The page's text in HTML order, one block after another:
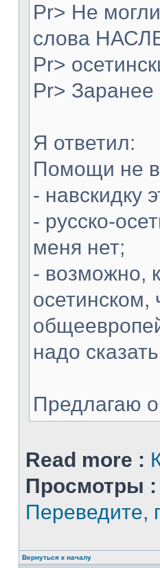
Pr> Не
слова
Pr>
Pr>
Я ответил:
Помощи не
- навскидку
- русско-
меня нет;
- возможно,
осетинском,
надо
Предлагаю
Read more :
Просмотры :
Переведите,
Вернуться к началу